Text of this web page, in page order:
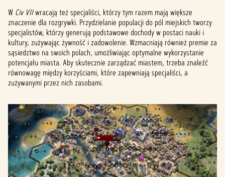
W Civ VIIwracają też specjaliści, którzy tym razem mają większe
znaczenie dla rozgrywki. Przydzielanie populacji do pól miejskich tworzy
specjalistów, którzy generują podstawowe dochody w postaci nauki i
kultury, zużywając żywność i zadowolenie. Wzmacniają również premie za
sąsiedztwo na swoich polach, umożliwiając optymalne wykorzystanie
potencjału miasta. Aby skutecznie zarządzać miastem, trzeba znaleźć
równowagę między korzyściami, które zapewniają specjaliści, a
zużywanymi przez nich zasobami.